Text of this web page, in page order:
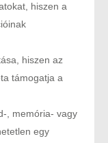
hiszen a
hiszen az
támogatja a
, memória- vagy
egy